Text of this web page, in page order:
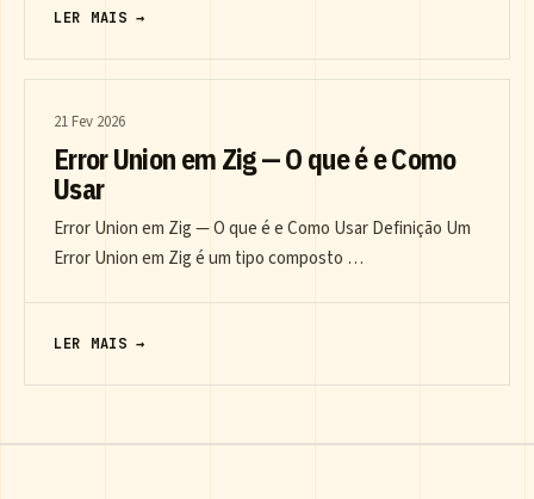
LER MAIS →
21 Fev 2026
Error Union em Zig — O que é e Como
Usar
Error Union em Zig — O que é e Como Usar Definição Um
Error Union em Zig é um tipo composto …
LER MAIS →